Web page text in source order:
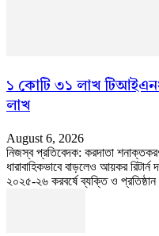
১ কোটি ৩১ লাখ
লাখ
August 6, 2026
নিজস্ব প্রতিবেদক: করদাতা
ধারাবাহিকভাবে বাড়লেও আয়কর
২০২৫-২৬ করবর্ষে ব্যক্তি ও প্রতিষ্ঠান